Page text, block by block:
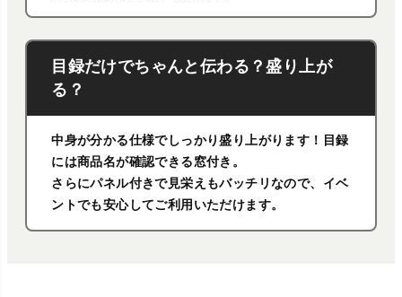
目録だけでちゃんと伝わる？盛り上が
る？
中身が分かる仕様でしっかり盛り上がります！目録
には商品名が確認できる窓付き。
さらにパネル付きで見栄えもバッチリなので、イベ
ントでも安心してご利用いただけます。